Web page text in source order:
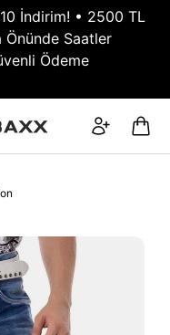
İndirim! • 2500 TL
Önünde Saatler
Ödeme
Giriş